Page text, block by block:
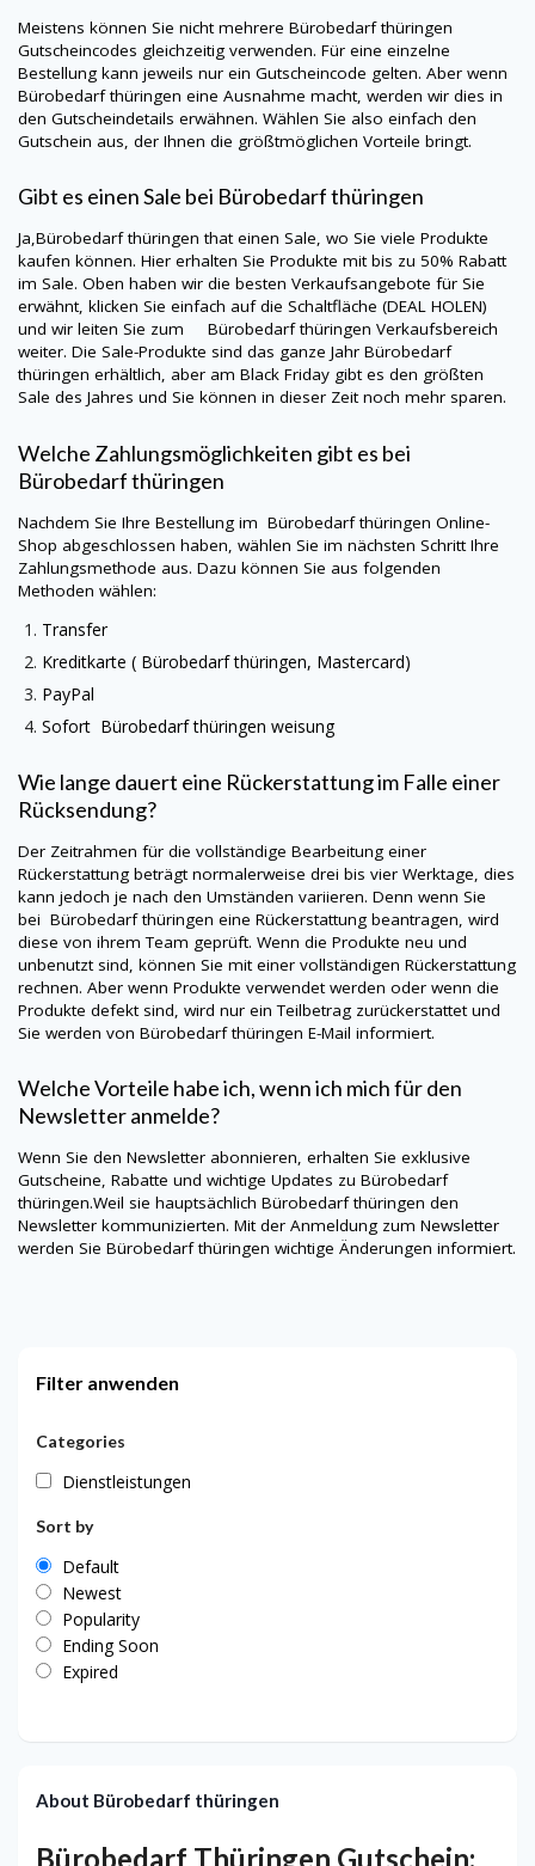
Meistens können Sie nicht mehrere Bürobedarf thüringen
Gutscheincodes gleichzeitig verwenden. Für eine einzelne
Bestellung kann jeweils nur ein Gutscheincode gelten. Aber wenn
Bürobedarf thüringen eine Ausnahme macht, werden wir dies in
den Gutscheindetails erwähnen. Wählen Sie also einfach den
Gutschein aus, der Ihnen die größtmöglichen Vorteile bringt.
Gibt es einen Sale bei Bürobedarf thüringen
Ja,Bürobedarf thüringen that einen Sale, wo Sie viele Produkte
kaufen können. Hier erhalten Sie Produkte mit bis zu 50% Rabatt
im Sale. Oben haben wir die besten Verkaufsangebote für Sie
erwähnt, klicken Sie einfach auf die Schaltfläche (DEAL HOLEN)
und wir leiten Sie zum Bürobedarf thüringen Verkaufsbereich
weiter. Die Sale-Produkte sind das ganze Jahr Bürobedarf
thüringen erhältlich, aber am Black Friday gibt es den größten
Sale des Jahres und Sie können in dieser Zeit noch mehr sparen.
Welche Zahlungsmöglichkeiten gibt es bei
Bürobedarf thüringen
Nachdem Sie Ihre Bestellung im Bürobedarf thüringen Online-
Shop abgeschlossen haben, wählen Sie im nächsten Schritt Ihre
Zahlungsmethode aus. Dazu können Sie aus folgenden
Methoden wählen:
Transfer
Kreditkarte ( Bürobedarf thüringen, Mastercard)
PayPal
Sofort Bürobedarf thüringen weisung
Wie lange dauert eine Rückerstattung im Falle einer
Rücksendung?
Der Zeitrahmen für die vollständige Bearbeitung einer
Rückerstattung beträgt normalerweise drei bis vier Werktage, dies
kann jedoch je nach den Umständen variieren. Denn wenn Sie
bei Bürobedarf thüringen eine Rückerstattung beantragen, wird
diese von ihrem Team geprüft. Wenn die Produkte neu und
unbenutzt sind, können Sie mit einer vollständigen Rückerstattung
rechnen. Aber wenn Produkte verwendet werden oder wenn die
Produkte defekt sind, wird nur ein Teilbetrag zurückerstattet und
Sie werden von Bürobedarf thüringen E-Mail informiert.
Welche Vorteile habe ich, wenn ich mich für den
Newsletter anmelde?
Wenn Sie den Newsletter abonnieren, erhalten Sie exklusive
Gutscheine, Rabatte und wichtige Updates zu Bürobedarf
thüringen.Weil sie hauptsächlich Bürobedarf thüringen den
Newsletter kommunizierten. Mit der Anmeldung zum Newsletter
werden Sie Bürobedarf thüringen wichtige Änderungen informiert.
Filter anwenden
Categories
Dienstleistungen
Sort by
Default
Newest
Popularity
Ending Soon
Expired
About Bürobedarf thüringen
Bürobedarf Thüringen Gutschein: